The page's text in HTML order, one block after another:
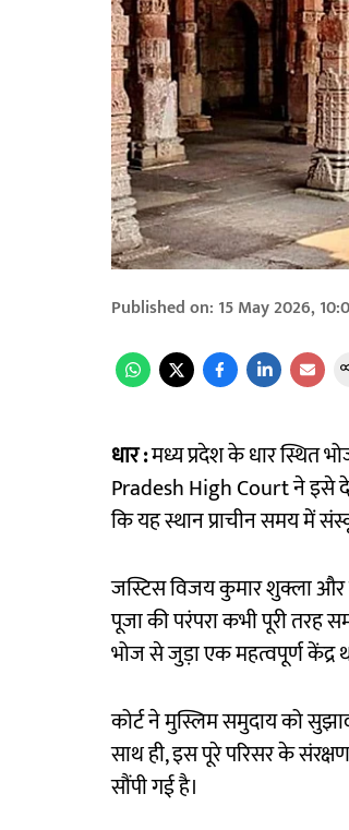
Published on: 15 May 2026,
धार :मध्य प्रदेश के धार स्थित
Pradesh High Court ने इसे
कि यह स्थान प्राचीन समय में
जस्टिस विजय कुमार शुक्ला
पूजा की परंपरा कभी पूरी तरह
भोज से जुड़ा एक महत्वपूर्ण केंद्र
कोर्ट ने मुस्लिम समुदाय को
साथ ही, इस पूरे परिसर के
सौंपी गई है।